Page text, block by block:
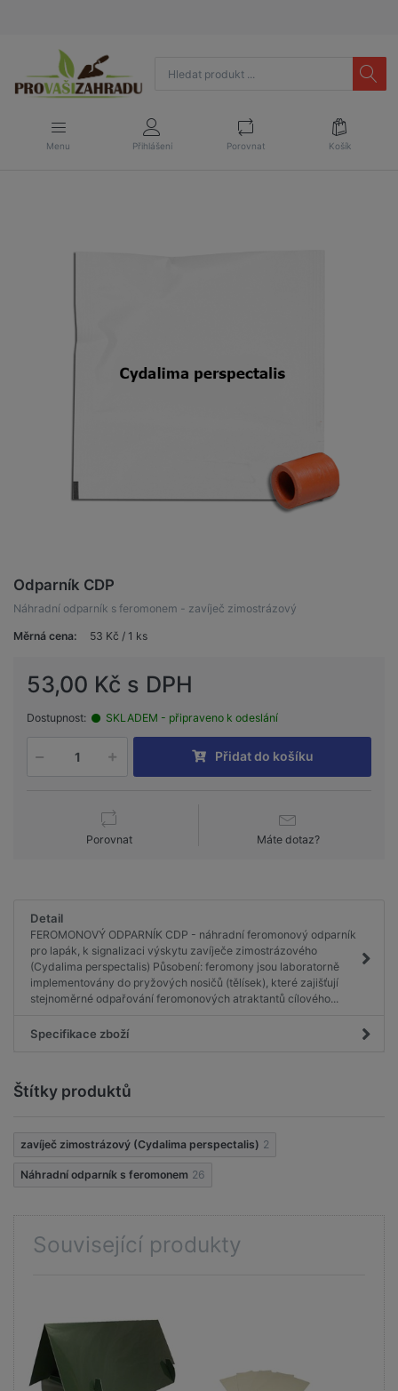
Menu Přihlášení Porovnat Košík
Odparník CDP
Náhradní odparník s feromonem - zavíječ zimostrázový
Měrná cena: 53 Kč / 1 ks
53,00 Kč s DPH
Dostupnost: SKLADEM - připraveno k odeslání
Přidat do košíku
Porovnat Máte dotaz?
Detail
FEROMONOVÝ ODPARNÍK CDP - náhradní feromonový odparník
pro lapák, k signalizaci výskytu zavíječe zimostrázového
(Cydalima perspectalis) Působení: feromony jsou laboratorně
implementovány do pryžových nosičů (tělísek), které zajišťují
stejnoměrné odpařování feromonových atraktantů cílového...
Specifikace zboží
Štítky produktů
zavíječ zimostrázový (Cydalima perspectalis) 2
Náhradní odparník s feromonem 26
Související produkty